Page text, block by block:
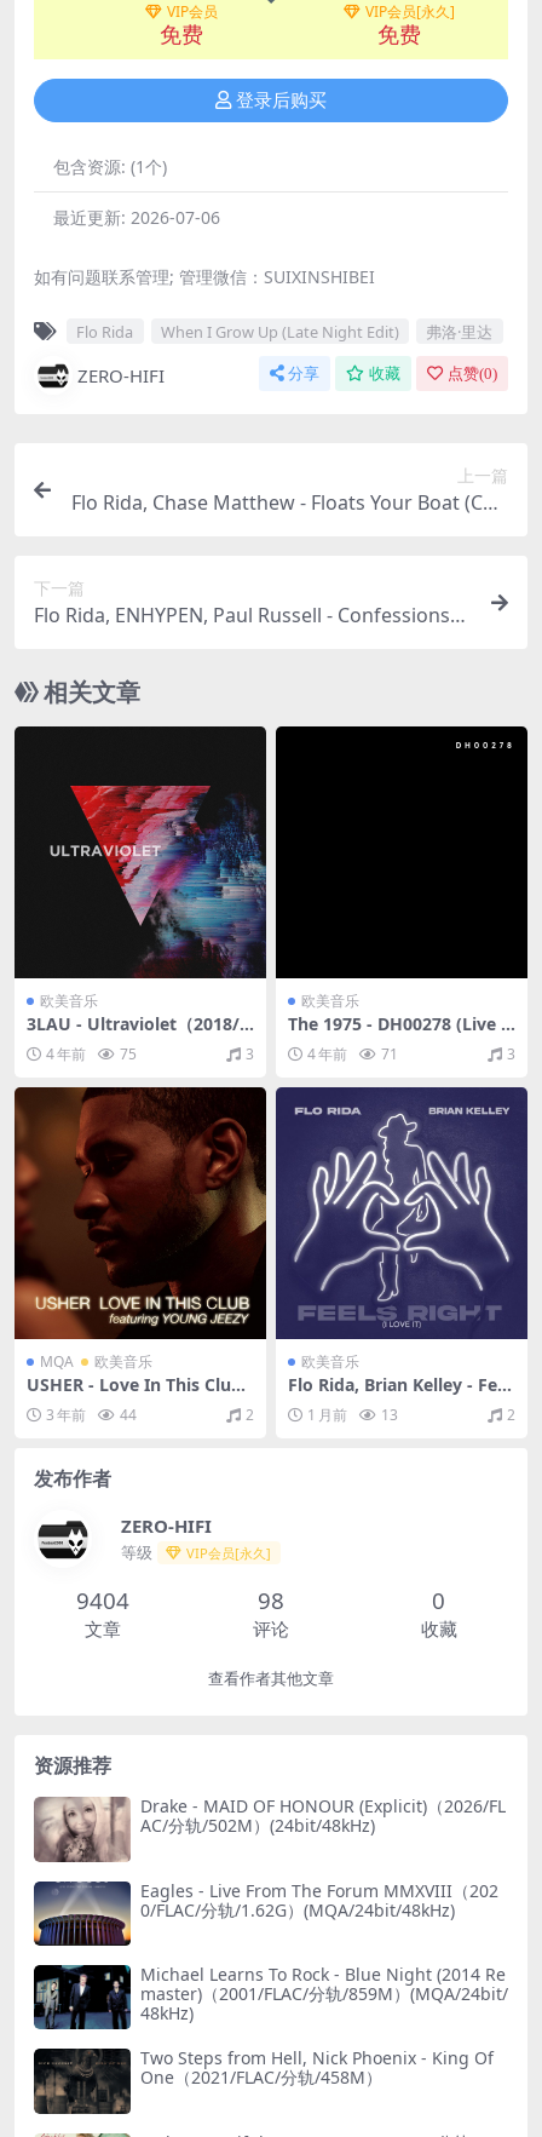
VIP会员
免费
VIP会员[永久]
免费
登录后购买
包含资源: (1个)
最近更新: 2026-07-06
如有问题联系管理; 管理微信：SUIXINSHIBEI
Flo Rida When I Grow Up (Late Night Edit) 弗洛·里达
ZERO-HIFI 分享 收藏 点赞(0)
上一篇
Flo Rida, Chase Matthew - Floats Your Boat (Chri
下一篇
Flo Rida, ENHYPEN, Paul Russell - Confessions
2M）(24bit/44.1kHz)
相关文章
欧美音乐
3LAU - Ultraviolet（2018/F
LAC/分轨/244M）
4 年前 75 3
欧美音乐
The 1975 - DH00278 (Live fr
om The O2, London. 16.12.
16)（2017/FLAC/分轨/710
M）
4 年前 71 3
MQA 欧美音乐
USHER - Love In This Club
（2008/FLAC/EP分轨/176
M）(MQA/16bit/44.1kHz)
3 年前 44 2
欧美音乐
Flo Rida, Brian Kelley - Feel
s Right (I Love It) [Remixe
s]（2024/FLAC/EP分轨/110
1 月前 13 2
发布作者
ZERO-HIFI
等级 VIP会员[永久]
9404
文章
98
评论
0
收藏
查看作者其他文章
资源推荐
Drake - MAID OF HONOUR (Explicit)（2026/FL
AC/分轨/502M）(24bit/48kHz)
Eagles - Live From The Forum MMXVIII（202
0/FLAC/分轨/1.62G）(MQA/24bit/48kHz)
Michael Learns To Rock - Blue Night (2014 Re
master)（2001/FLAC/分轨/859M）(MQA/24bit/
48kHz)
Two Steps from Hell, Nick Phoenix - King Of
One（2021/FLAC/分轨/458M）